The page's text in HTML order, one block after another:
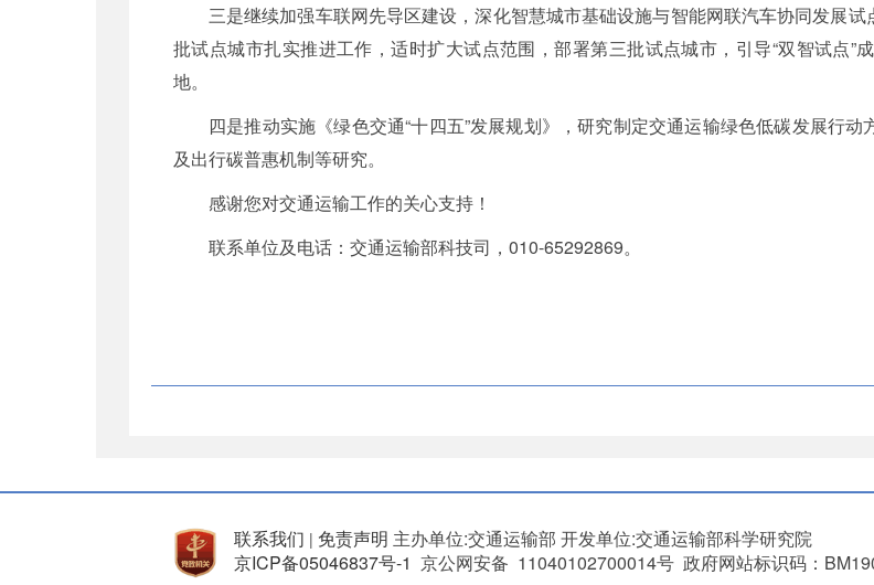
三是继续加强车联网先导区建设，深化智慧城市基础设施与智能网联汽车协同发展
批试点城市扎实推进工作，适时扩大试点范围，部署第三批试点城市，引导“双智试点
地。
四是推动实施《绿色交通“十四五”发展规划》，研究制定交通运输绿色低碳发展行
及出行碳普惠机制等研究。
感谢您对交通运输工作的关心支持！
联系单位及电话：交通运输部科技司，010-65292869。
联系我们 | 免责声明 主办单位:交通运输部 开发单位:交通运输部科学研究院
京ICP备05046837号-1 京公网安备 11040102700014号 政府网站标识码：